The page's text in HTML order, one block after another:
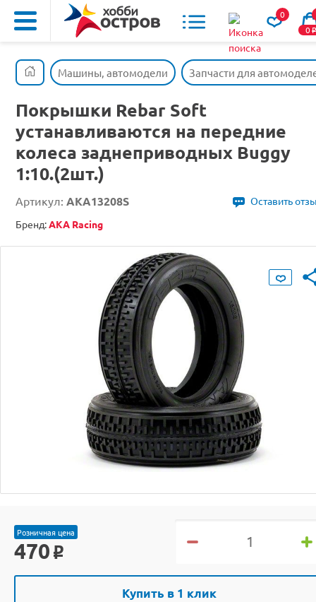
0
0o
Машины, автомодели Запчасти для
Покрышки Rebar Soft
устанавливаются на передние
колеса заднеприводных Buggy
1:10.(2шт.)
Артикул: AKA13208S
Оставить
Бренд:AKA Racing
Розничная цена
470 o
Купить в 1 клик